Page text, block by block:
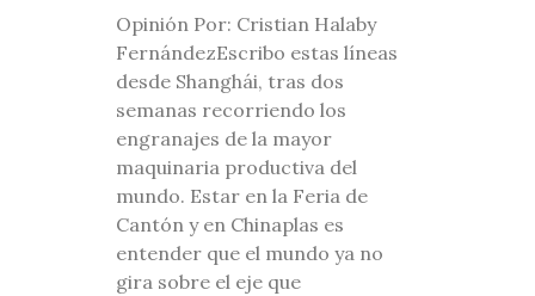
Opinión ​Por: Cristian Halaby
Fernández ​Escribo estas líneas
desde Shanghái, tras dos
semanas recorriendo los
engranajes de la mayor
maquinaria productiva del
mundo. Estar en la Feria de
Cantón y en Chinaplas es
entender que el mundo ya no
gira sobre el eje que